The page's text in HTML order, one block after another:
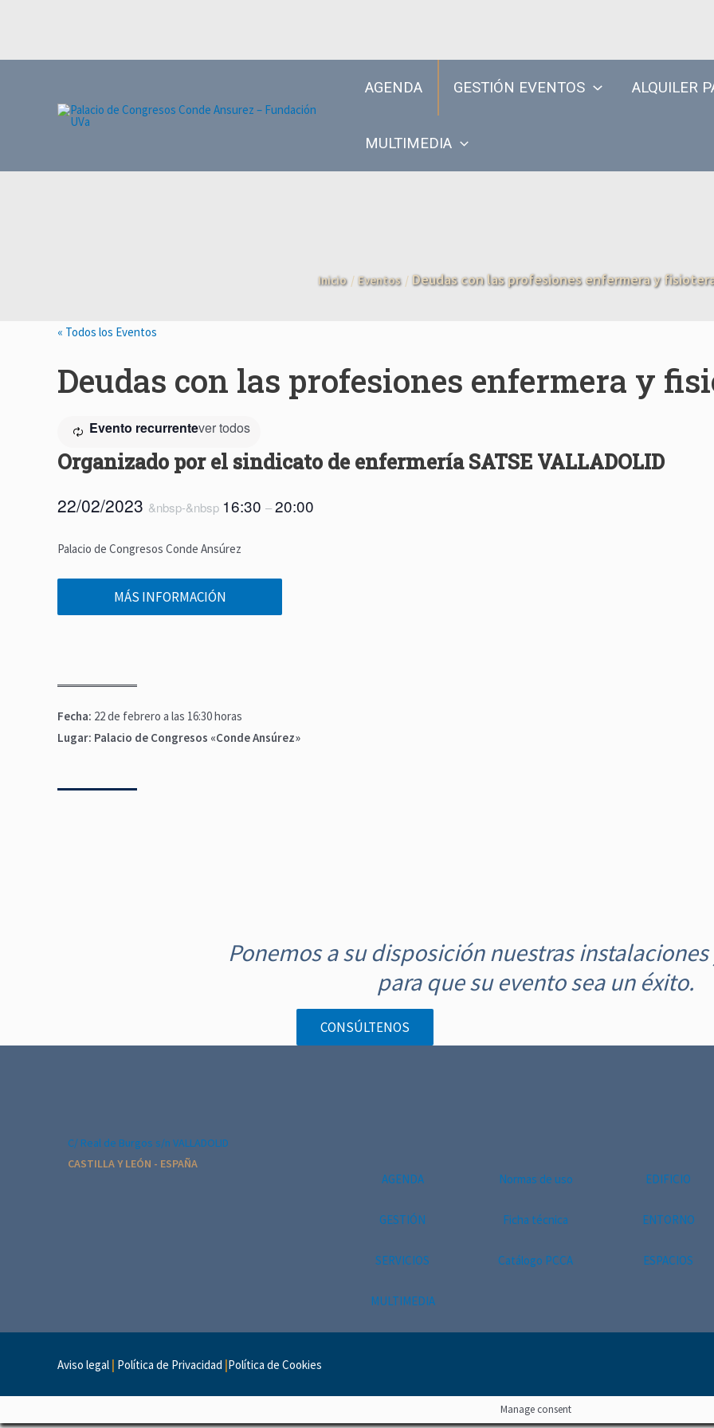
AGENDA GESTIÓN EVENTOS ALQUILER
MULTIMEDIA
Inicio Eventos Deudas con las profesiones enfermera y
« Todos los Eventos
Deudas con las profesiones enfermera y
Evento recurrentever todos
Organizado por el sindicato de enfermeríaSATSE VALLADOLID
22/02/2023 &nbsp-&nbsp 16:30 –20:00
Palacio de Congresos Conde Ansúrez
MÁS INFORMACIÓN
Fecha: 22 de febrero a las 16:30 horas
Lugar: Palacio de Congresos «Conde Ansúrez»
a
n
e
n
Ponemos a su disposición nuestras
para que su evento sea un éxito.
CONSÚLTENOS
C/ Real de Burgos s/n VALLADOLID
CASTILLA Y LEÓN - ESPAÑA
AGENDA
GESTIÓN
SERVICIOS
MULTIMEDIA
Normas de uso
Ficha técnica
Catálogo PCCA
EDIFICIO
ENTORNO
ESPACIOS
Aviso legal | Política de Privacidad |Política de Cookies
Manage consent